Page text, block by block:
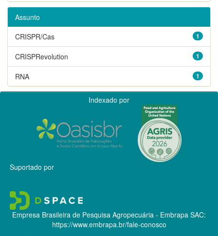
Assunto
1
CRISPR/Cas
1
CRISPRevolution
1
RNA
Indexado por
Suportado por
Empresa Brasileira de Pesquisa Agropecuária - Embrapa SAC:
https://www.embrapa.br/fale-conosco